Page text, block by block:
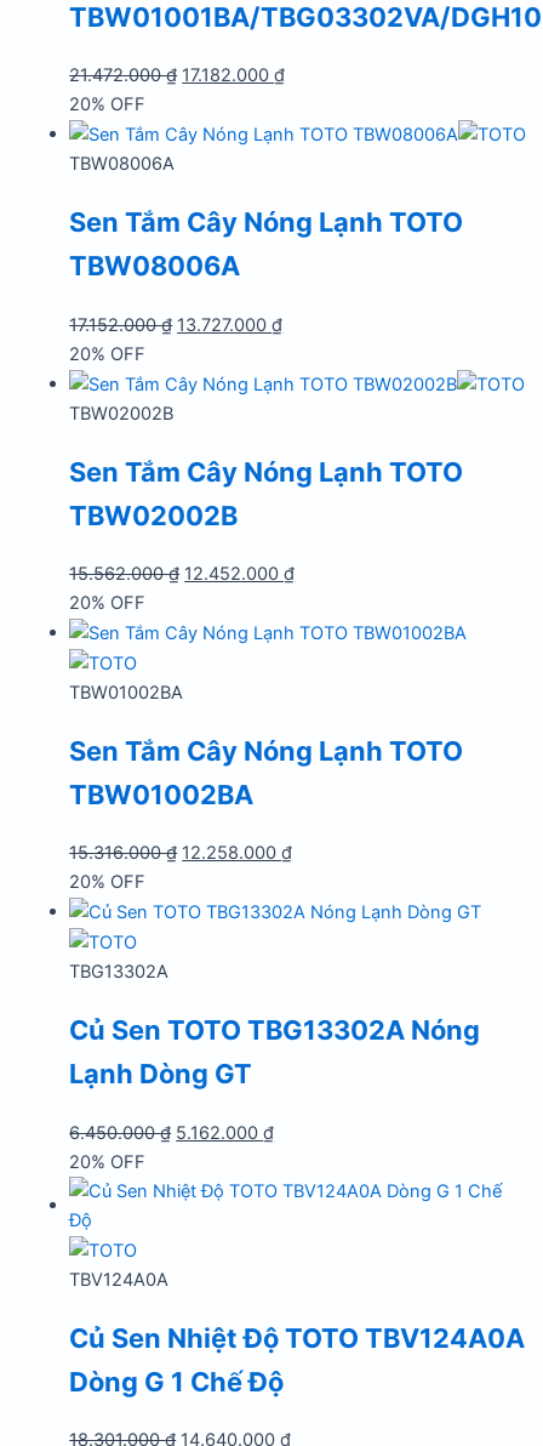
TBW01001BA/TBG03302VA/
21.472.000₫ Giá
là:
17.182.000₫Giá
tại
20% OFF
TBW08006A
Sen Tắm Cây Nóng Lạnh TOTO
TBW08006A
17.152.000₫ Giá
là:
13.727.000₫Giá
tại
20% OFF
TBW02002B
Sen Tắm Cây Nóng Lạnh TOTO
TBW02002B
15.562.000₫ Giá
là:
12.452.000₫Giá
tại
20% OFF
TBW01002BA
Sen Tắm Cây Nóng Lạnh TOTO
TBW01002BA
15.316.000₫ Giá
là:
12.258.000₫Giá
tại
20% OFF
TBG13302A
Củ Sen TOTO TBG13302A Nóng
Lạnh Dòng GT
6.450.000₫ Giá
là:
5.162.000₫Giá
tại
20% OFF
TBV124A0A
Củ Sen Nhiệt Độ TOTO TBV124A0A
Dòng G 1 Chế Độ
18.301.000₫ Giá
14.640.000₫Giá